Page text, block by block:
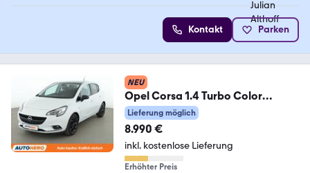
Kontakt Parken
NEU
Opel Corsa 1.4 Turbo Color
Edition ecoFlex
Lieferung möglich
8.990 €
inkl. kostenlose Lieferung
Erhöhter Preis